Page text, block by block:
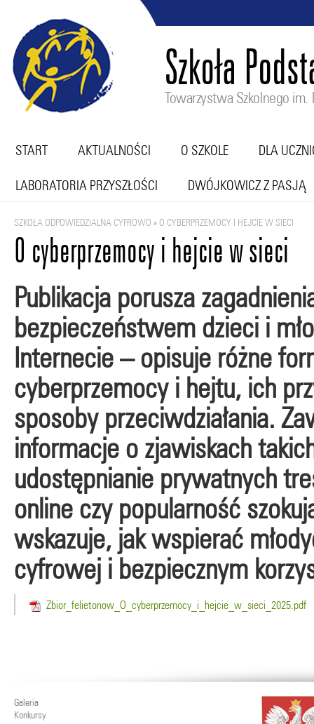
Szkoła
Towarzystwa Szkolnego im.
START AKTUALNOŚCI O SZKOLE DLA
LABORATORIA PRZYSZŁOŚCI DWÓJKOWICZ Z PASJĄ
O cyberprzemocy i hejcie w sieci
SZKOŁA ODPOWIEDZIALNA CYFROWO » O CYBERPRZEMOCY I HEJCIE W SIECI
Publikacja porusza
bezpieczeństwem dzieci i
Internecie – opisuje różne
cyberprzemocy i hejtu, ich
sposoby przeciwdziałania.
informacje o zjawiskach
udostępnianie prywatnych
online czy popularność
wskazuje, jak wspierać
cyfrowej i bezpiecznym
Zbior_felietonow_O_cyberprzemocy_i_hejcie_w_sieci_2025.pdf
Galeria
Konkursy